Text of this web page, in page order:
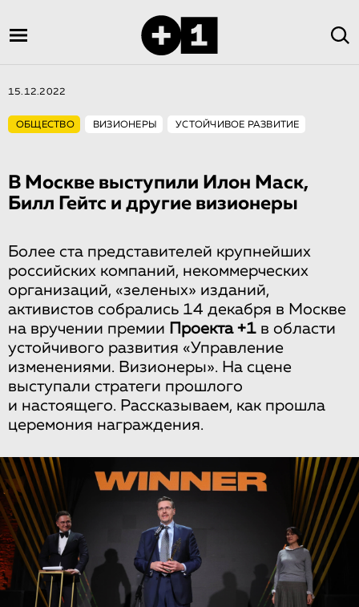
15.12.2022
ОБЩЕСТВО ВИЗИОНЕРЫ УСТОЙЧИВОЕ РАЗВИТИЕ
В Москве выступили Илон Маск,
Билл Гейтс и другие визионеры
Более ста представителей крупнейших
российских компаний, некоммерческих
организаций, «зеленых» изданий,
активистов собрались 14 декабря в Москве
на вручении премии Проекта +1 в области
устойчивого развития «Управление
изменениями. Визионеры». На сцене
выступали стратеги прошлого
и настоящего. Рассказываем, как прошла
церемония награждения.